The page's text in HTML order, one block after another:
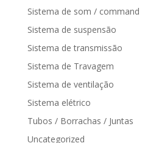
Sistema de som / command
Sistema de suspensão
Sistema de transmissão
Sistema de Travagem
Sistema de ventilação
Sistema elétrico
Tubos / Borrachas / Juntas
Uncategorized